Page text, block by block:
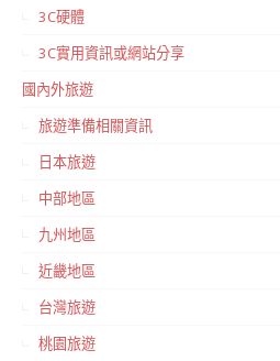
3C硬體
3C實用資訊或網站分享
國內外旅遊
旅遊準備相關資訊
日本旅遊
中部地區
九州地區
近畿地區
台灣旅遊
桃園旅遊